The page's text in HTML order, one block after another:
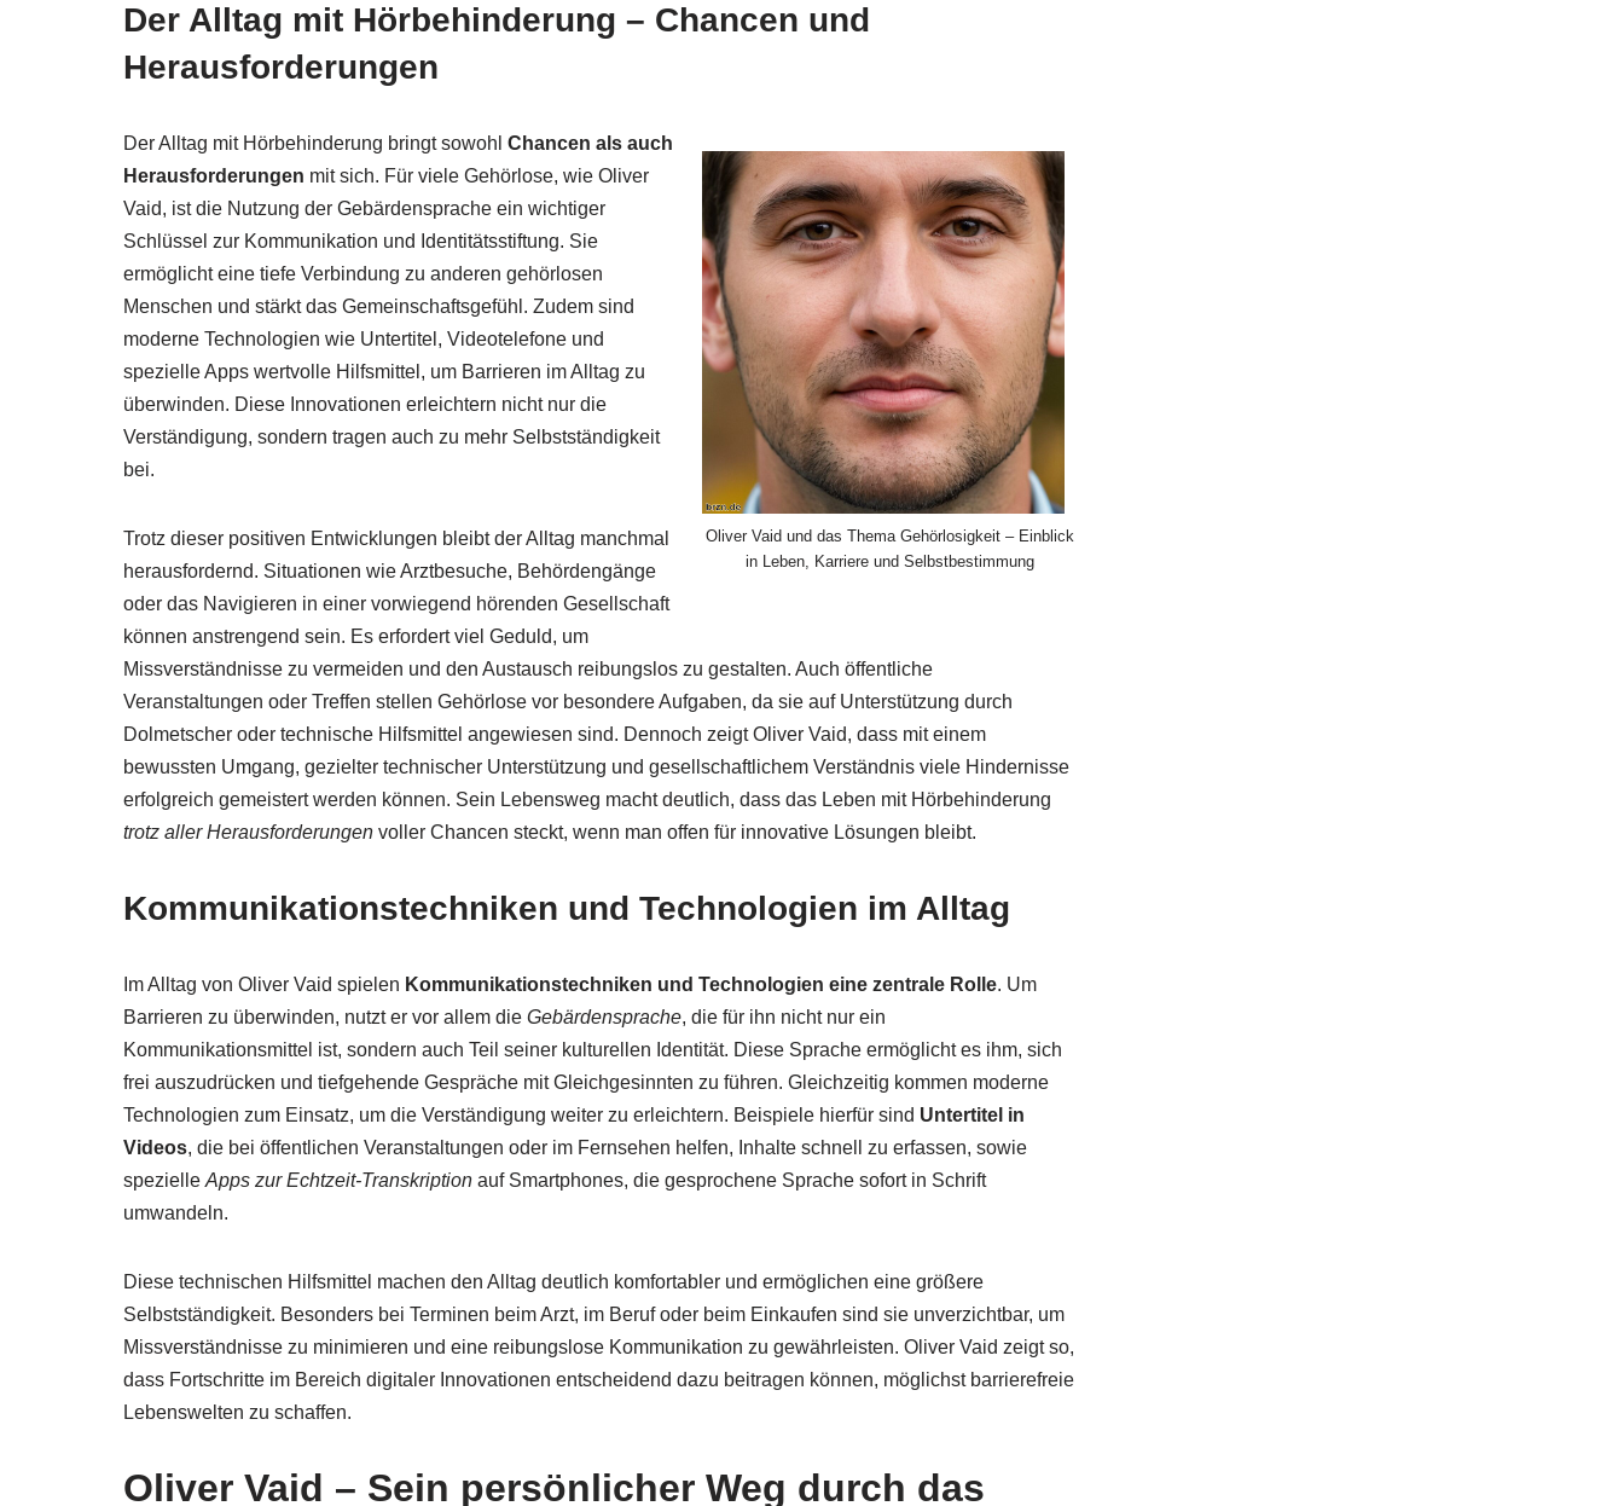
Der Alltag mit Hörbehinderung – Chancen und
Herausforderungen
Oliver Vaid und das Thema Gehörlosigkeit – Einblick
in Leben, Karriere und Selbstbestimmung
Der Alltag mit Hörbehinderung bringt sowohl Chancen als auch
Herausforderungen mit sich. Für viele Gehörlose, wie Oliver
Vaid, ist die Nutzung der Gebärdensprache ein wichtiger
Schlüssel zur Kommunikation und Identitätsstiftung. Sie
ermöglicht eine tiefe Verbindung zu anderen gehörlosen
Menschen und stärkt das Gemeinschaftsgefühl. Zudem sind
moderne Technologien wie Untertitel, Videotelefone und
spezielle Apps wertvolle Hilfsmittel, um Barrieren im Alltag zu
überwinden. Diese Innovationen erleichtern nicht nur die
Verständigung, sondern tragen auch zu mehr Selbstständigkeit
bei.
Trotz dieser positiven Entwicklungen bleibt der Alltag manchmal
herausfordernd. Situationen wie Arztbesuche, Behördengänge
oder das Navigieren in einer vorwiegend hörenden Gesellschaft
können anstrengend sein. Es erfordert viel Geduld, um
Missverständnisse zu vermeiden und den Austausch reibungslos zu gestalten. Auch öffentliche
Veranstaltungen oder Treffen stellen Gehörlose vor besondere Aufgaben, da sie auf Unterstützung durch
Dolmetscher oder technische Hilfsmittel angewiesen sind. Dennoch zeigt Oliver Vaid, dass mit einem
bewussten Umgang, gezielter technischer Unterstützung und gesellschaftlichem Verständnis viele Hindernisse
erfolgreich gemeistert werden können. Sein Lebensweg macht deutlich, dass das Leben mit Hörbehinderung
trotz aller Herausforderungen voller Chancen steckt, wenn man offen für innovative Lösungen bleibt.
Kommunikationstechniken und Technologien im Alltag
Im Alltag von Oliver Vaid spielen Kommunikationstechniken und Technologien eine zentrale Rolle. Um
Barrieren zu überwinden, nutzt er vor allem die Gebärdensprache, die für ihn nicht nur ein
Kommunikationsmittel ist, sondern auch Teil seiner kulturellen Identität. Diese Sprache ermöglicht es ihm, sich
frei auszudrücken und tiefgehende Gespräche mit Gleichgesinnten zu führen. Gleichzeitig kommen moderne
Technologien zum Einsatz, um die Verständigung weiter zu erleichtern. Beispiele hierfür sind Untertitel in
Videos, die bei öffentlichen Veranstaltungen oder im Fernsehen helfen, Inhalte schnell zu erfassen, sowie
spezielle Apps zur Echtzeit-Transkription auf Smartphones, die gesprochene Sprache sofort in Schrift
umwandeln.
Diese technischen Hilfsmittel machen den Alltag deutlich komfortabler und ermöglichen eine größere
Selbstständigkeit. Besonders bei Terminen beim Arzt, im Beruf oder beim Einkaufen sind sie unverzichtbar, um
Missverständnisse zu minimieren und eine reibungslose Kommunikation zu gewährleisten. Oliver Vaid zeigt so,
dass Fortschritte im Bereich digitaler Innovationen entscheidend dazu beitragen können, möglichst barrierefreie
Lebenswelten zu schaffen.
Oliver Vaid – Sein persönlicher Weg durch das